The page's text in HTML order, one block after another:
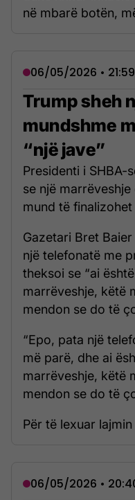
në mbarë botën,
06/05/2026 • 21:59
Trump sheh
mundshme
“një jave”
Presidenti i SHBA-
se një
mund të finalizohet
Gazetari Bret
një telefonatë me
theksoi se “ai
marrëveshje, këtë
mendon se do të
“Epo, pata një
më parë, dhe ai
marrëveshje, këtë
mendon se do të
Për të lexuar
06/05/2026 •